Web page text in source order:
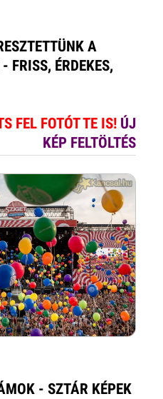
A
FRISS, ÉRDEKES,
FEL FOTÓT TE IS! ÚJ
KÉP FELTÖLTÉS
- SZTÁR KÉPEK